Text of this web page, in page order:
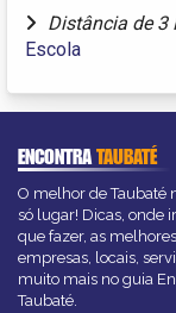
Distância de 3
Escola
ENCONTRATAUBATÉ
O melhor de Taubaté
só lugar! Dicas, onde
que fazer, as melhores
empresas, locais,
muito mais no guia
Taubaté.